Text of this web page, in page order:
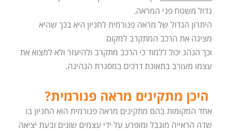
גדול משטח פני המראה.
היתרון הגדול של מראה פנורמית לחניון היא בכך שהיא
מציגה את הרכב המתקרב למקום
וכך הנהג יכול ללמוד כי הרכב מתקרב ולהיעזר ולא למצוא את
עצמו מעורב בתאונת דרכים במסגרת הנהיגה.
היכן מתקינים מראה פנורמית?
אחד המקומות בהם מתקינים מראה פנורמית הוא החניון בו
שדה הראייה מוגבל ומופרע על ידי עצמים שונים ובעת יציאה